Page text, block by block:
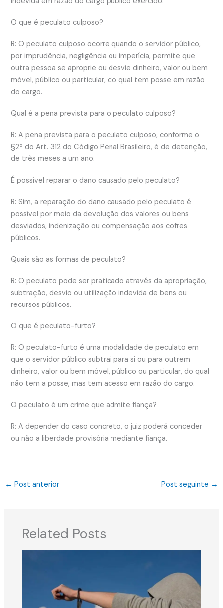
O que é peculato culposo?
R: O peculato culposo ocorre quando o servidor público,
por imprudência, negligência ou imperícia, permite que
outra pessoa se aproprie ou desvie dinheiro, valor ou bem
móvel, público ou particular, do qual tem posse em razão
do cargo.
Qual é a pena prevista para o peculato culposo?
R: A pena prevista para o peculato culposo, conforme o
§2º do Art. 312 do Código Penal Brasileiro, é de detenção,
de três meses a um ano.
É possível reparar o dano causado pelo peculato?
R: Sim, a reparação do dano causado pelo peculato é
possível por meio da devolução dos valores ou bens
desviados, indenização ou compensação aos cofres
públicos.
Quais são as formas de peculato?
R: O peculato pode ser praticado através da apropriação,
subtração, desvio ou utilização indevida de bens ou
recursos públicos.
O que é peculato-furto?
R: O peculato-furto é uma modalidade de peculato em
que o servidor público subtrai para si ou para outrem
dinheiro, valor ou bem móvel, público ou particular, do qual
não tem a posse, mas tem acesso em razão do cargo.
O peculato é um crime que admite fiança?
R: A depender do caso concreto, o juiz poderá conceder
ou não a liberdade provisória mediante fiança.
← Post anterior Post seguinte →
Related Posts